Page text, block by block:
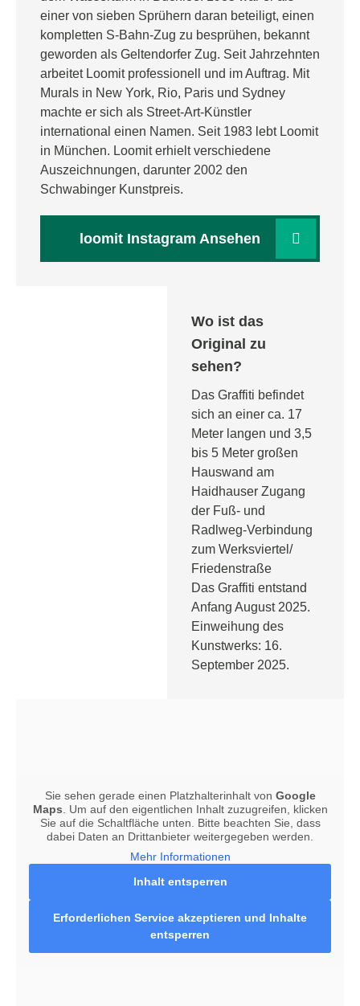
einer von sieben Sprühern daran beteiligt, einen
kompletten S-Bahn-Zug zu besprühen, bekannt
geworden als Geltendorfer Zug. Seit Jahrzehnten
arbeitet Loomit professionell und im Auftrag. Mit
Murals in New York, Rio, Paris und Sydney
machte er sich als Street-Art-Künstler
international einen Namen. Seit 1983 lebt Loomit
in München. Loomit erhielt verschiedene
Auszeichnungen, darunter 2002 den
Schwabinger Kunstpreis.
loomit Instagram Ansehen
Wo ist das
Original zu
sehen?
Das Graffiti befindet
sich an einer ca. 17
Meter langen und 3,5
bis 5 Meter großen
Hauswand am
Haidhauser Zugang
der Fuß- und
Radlweg-Verbindung
zum Werksviertel/
Friedenstraße
Das Graffiti entstand
Anfang August 2025.
Einweihung des
Kunstwerks: 16.
September 2025.
Sie sehen gerade einen Platzhalterinhalt von Google
Maps . Um auf den eigentlichen Inhalt zuzugreifen, klicken
Sie auf die Schaltfläche unten. Bitte beachten Sie, dass
dabei Daten an Drittanbieter weitergegeben werden.
Mehr Informationen
Inhalt entsperren
Erforderlichen Service akzeptieren und Inhalte
entsperren